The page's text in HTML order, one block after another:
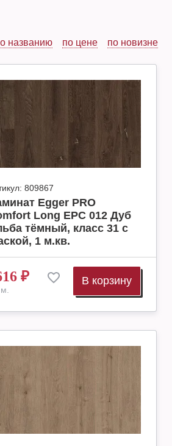
названию по цене по новизне
809867
Egger PRO
Long EPC 012 Дуб
тёмный, класс 31 с
1 м.кв.
₽ В корзину